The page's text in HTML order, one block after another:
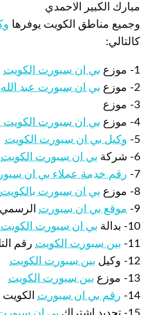
مبارك الكبير الاحمدي
وجميع مناطق الكويت يوفرها
كالتالي:
1- موزع
بي ان سبورت الكويت
2- موزع
بي ان سبورت عبد الله
3- موزع
4- موزع
بي ان سبورت الكويت
5-
وكيل بي ان سبورت الكويت
6- شركة
بي ان سبورت الكويت
7-
رقم خدمة عملاء بي ان
8- موزع
بي ان سبورت بالكويت
9-
موقع بي ان سبورت الرسمي
10- بدالة
بي ان سبورت الكويت
11-
بين سبورت الكويت رقم
12- وكيل
بين سبورت الكويت
13- موزع
بين سبورت الكويت
14-
رقم بي ان سبورت الكويت
15- تجديد اشتراك
بي ان